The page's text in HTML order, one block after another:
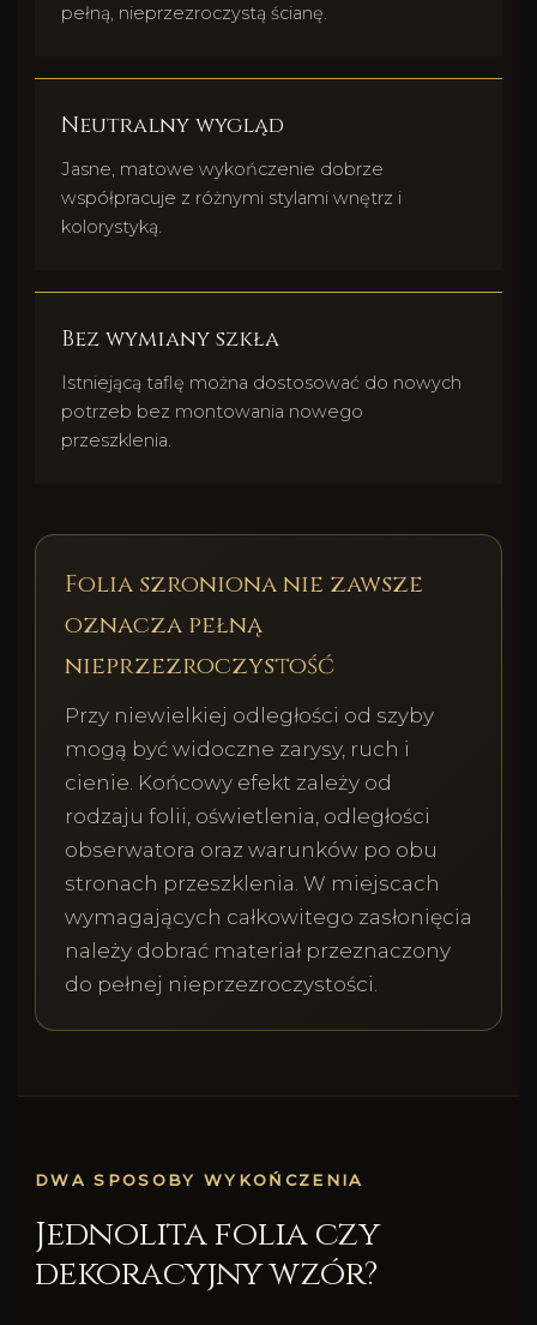
pełną, nieprzezroczystą ścianę.
Neutralny wygląd
Jasne, matowe wykończenie dobrze
współpracuje z różnymi stylami wnętrz i
kolorystyką.
Bez wymiany szkła
Istniejącą taflę można dostosować do nowych
potrzeb bez montowania nowego
przeszklenia.
Folia szroniona nie zawsze
oznacza pełną
nieprzezroczystość
Przy niewielkiej odległości od szyby
mogą być widoczne zarysy, ruch i
cienie. Końcowy efekt zależy od
rodzaju folii, oświetlenia, odległości
obserwatora oraz warunków po obu
stronach przeszklenia. W miejscach
wymagających całkowitego zasłonięcia
należy dobrać materiał przeznaczony
do pełnej nieprzezroczystości.
DWA SPOSOBY WYKOŃCZENIA
Jednolita folia czy
dekoracyjny wzór?